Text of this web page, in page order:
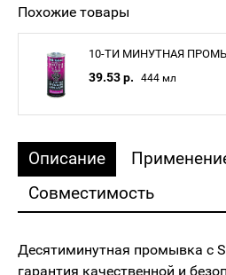
Похожие товары
10-ТИ МИНУТНАЯ
39.53 р. 444 мл
Описание
Совместимость
Десятиминутная промывка с
гарантия качественной и